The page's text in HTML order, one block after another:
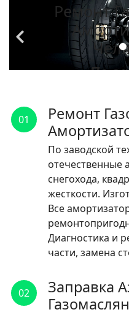
Ремонт
По
01
Ремонт
По заводской
отечественные
снегохода,
жесткости.
Все
Диагностика и
части, замена
02
Заправка